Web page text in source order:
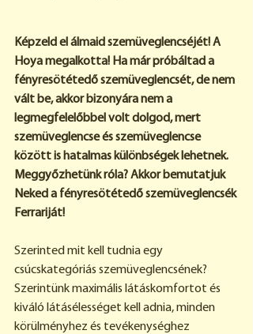
Képzeld el álmaid szemüveglencséjét! A
Hoya megalkotta! Ha már próbáltad a
fényresötétedő szemüveglencsét, de nem
vált be, akkor bizonyára nem a
legmegfelelőbbel volt dolgod, mert
szemüveglencse és szemüveglencse
között is hatalmas különbségek lehetnek.
Meggyőzhetünk róla? Akkor bemutatjuk
Neked a fényresötétedő szemüveglencsék
Ferrariját!
Szerinted mit kell tudnia egy
csúcskategóriás szemüveglencsének?
Szerintünk maximális látáskomfortot és
kiváló látásélességet kell adnia, minden
körülményhez és tevékenységhez